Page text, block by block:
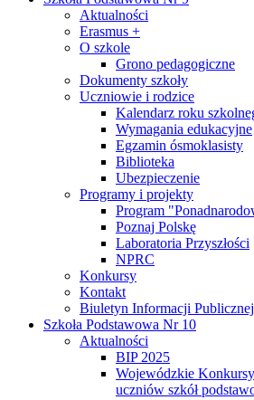
Aktualności
Erasmus +
O szkole
Grono pedagogiczne
Dokumenty szkoły
Uczniowie i rodzice
Kalendarz roku
Wymagania edukacyjne
Egzamin ósmoklasisty
Biblioteka
Ubezpieczenie
Programy i projekty
Program
Poznaj Polskę
Laboratoria Przyszłości
NPRC
Konkursy
Kontakt
Biuletyn Informacji Publicznej
Szkoła Podstawowa Nr 10
Aktualności
BIP 2025
Wojewódzkie
uczniów szkół